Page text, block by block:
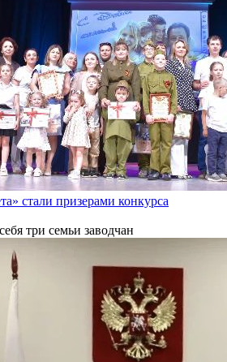
стали призерами конкурса
три семьи заводчан